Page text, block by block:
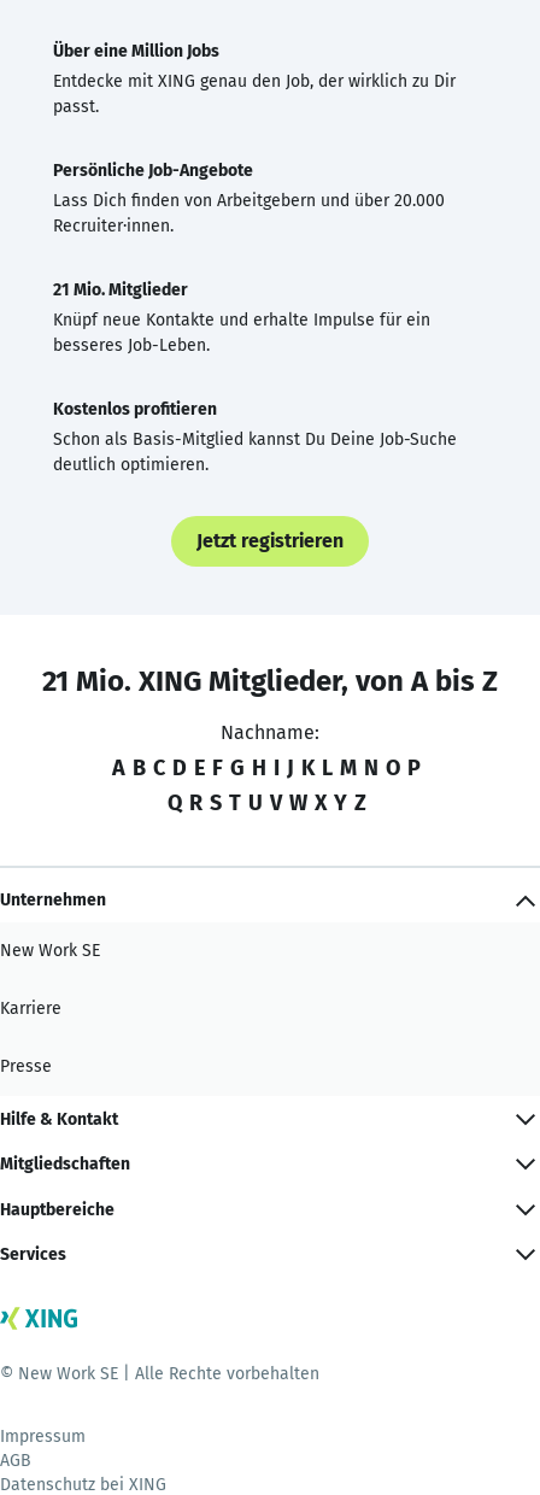
Über eine Million Jobs
Entdecke mit XING genau den Job, der wirklich zu Dir
passt.
Persönliche Job-Angebote
Lass Dich finden von Arbeitgebern und über 20.000
Recruiter·innen.
21 Mio. Mitglieder
Knüpf neue Kontakte und erhalte Impulse für ein
besseres Job-Leben.
Kostenlos profitieren
Schon als Basis-Mitglied kannst Du Deine Job-Suche
deutlich optimieren.
Jetzt registrieren
21 Mio. XING Mitglieder, von A bis Z
Nachname:
A B C D E F G H I J K L M N O P
Q R S T U V W X Y Z
Unternehmen
New Work SE
Karriere
Presse
Hilfe & Kontakt
Mitgliedschaften
Hauptbereiche
Services
© New Work SE | Alle Rechte vorbehalten
Impressum
AGB
Datenschutz bei XING